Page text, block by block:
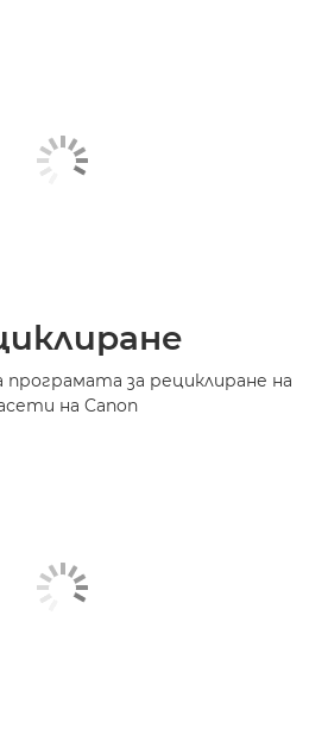
програмата за рециклиране на
на Canon